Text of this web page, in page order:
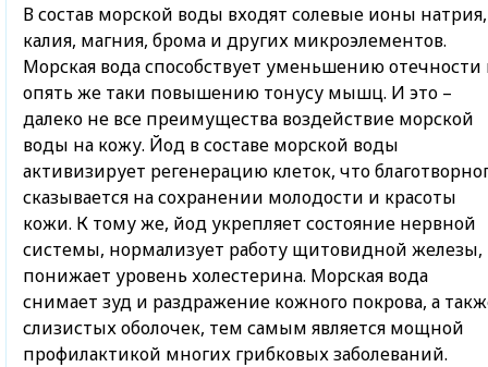
В состав морской воды входят солевые ионы натрия,
калия, магния, брома и других микроэлементов.
Морская вода способствует уменьшению отечности
опять же таки повышению тонусу мышц. И это –
далеко не все преимущества воздействие морской
воды на кожу. Йод в составе морской воды
активизирует регенерацию клеток, что
сказывается на сохранении молодости и красоты
кожи. К тому же, йод укрепляет состояние нервной
системы, нормализует работу щитовидной железы,
понижает уровень холестерина. Морская вода
снимает зуд и раздражение кожного покрова, а
слизистых оболочек, тем самым является мощной
профилактикой многих грибковых заболеваний.